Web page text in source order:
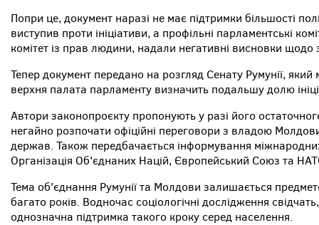
Попри це, документ наразі не має підтримки більшості
виступив проти ініціативи, а профільні парламентські
комітет із прав людини, надали негативні висновки щодо
Тепер документ передано на розгляд Сенату Румунії,
верхня палата парламенту визначить подальшу долю
Автори законопроєкту пропонують у разі його
негайно розпочати офіційні переговори з владою
держав. Також передбачається інформування
Організація Об'єднаних Націй, Європейський Союз та
Тема об'єднання Румунії та Молдови залишається
багато років. Водночас соціологічні дослідження
однозначна підтримка такого кроку серед населення.